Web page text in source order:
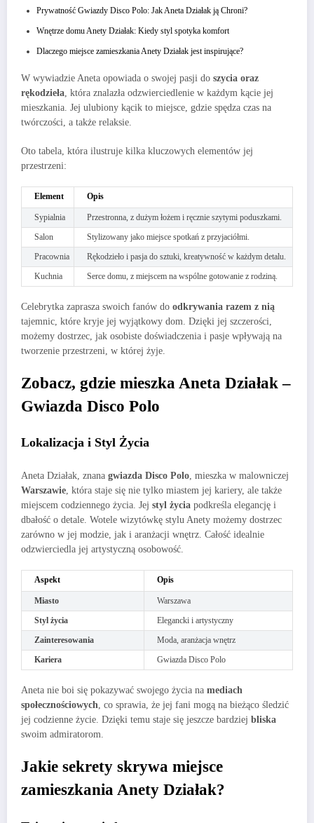
Prywatność Gwiazdy Disco Polo: Jak Aneta Działak ją Chroni?
Wnętrze domu Anety Działak: Kiedy styl spotyka komfort
Dlaczego miejsce zamieszkania Anety Działak jest inspirujące?
W wywiadzie Aneta opowiada o swojej pasji do szycia oraz
rękodzieła, która znalazła odzwierciedlenie w każdym kącie jej
mieszkania. Jej ulubiony kącik to miejsce, gdzie spędza czas na
twórczości, a także relaksie.
Oto tabela, która ilustruje kilka kluczowych elementów jej
przestrzeni:
Element Opis
Sypialnia
Przestronna, z dużym łożem i ręcznie szytymi poduszkami.
Salon
Stylizowany jako miejsce spotkań z przyjaciółmi.
Pracownia
Rękodzieło i pasja do sztuki, kreatywność w każdym detalu.
Kuchnia
Serce domu, z miejscem na wspólne gotowanie z rodziną.
Celebrytka zaprasza swoich fanów do odkrywania razem z nią
tajemnic, które kryje jej wyjątkowy dom. Dzięki jej szczerości,
możemy dostrzec, jak osobiste doświadczenia i pasje wpływają na
tworzenie przestrzeni, w której żyje.
Zobacz, gdzie mieszka Aneta Działak –
Gwiazda Disco Polo
Lokalizacja i Styl Życia
Aneta Działak, znana gwiazda Disco Polo , mieszka w malowniczej
Warszawie , która staje się nie tylko miastem jej kariery, ale także
miejscem codziennego życia. Jej styl życia podkreśla elegancję i
dbałość o detale. Wotele wizytówkę stylu Anety możemy dostrzec
zarówno w jej modzie, jak i aranżacji wnętrz. Całość idealnie
odzwierciedla jej artystyczną osobowość.
Aspekt Opis
Miasto
Warszawa
Styl życia
Elegancki i artystyczny
Zainteresowania
Moda, aranżacja wnętrz
Kariera
Gwiazda Disco Polo
Aneta nie boi się pokazywać swojego życia na mediach
społecznościowych, co sprawia, że jej fani mogą na bieżąco śledzić
jej codzienne życie. Dzięki temu staje się jeszcze bardziej bliska
swoim admiratorom.
Jakie sekrety skrywa miejsce
zamieszkania Anety Działak?